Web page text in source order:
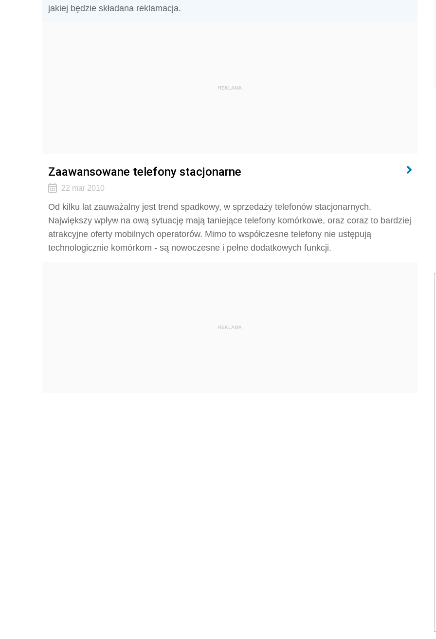
jakiej będzie składana reklamacja.
REKLAMA
Zaawansowane telefony stacjonarne
22 mar 2010
Od kilku lat zauważalny jest trend spadkowy, w sprzedaży telefonów stacjonarnych.
Największy wpływ na ową sytuację mają taniejące telefony komórkowe, oraz coraz to bardziej
atrakcyjne oferty mobilnych operatorów. Mimo to współczesne telefony nie ustępują
technologicznie komórkom - są nowoczesne i pełne dodatkowych funkcji.
REKLAMA